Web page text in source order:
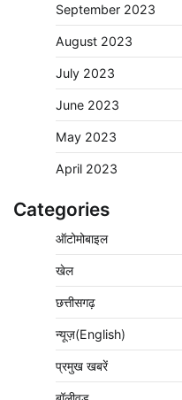
September 2023
August 2023
July 2023
June 2023
May 2023
April 2023
Categories
ऑटोमोबाइल
खेल
छत्तीसगढ़
न्यूज़(English)
प्रमुख खबरें